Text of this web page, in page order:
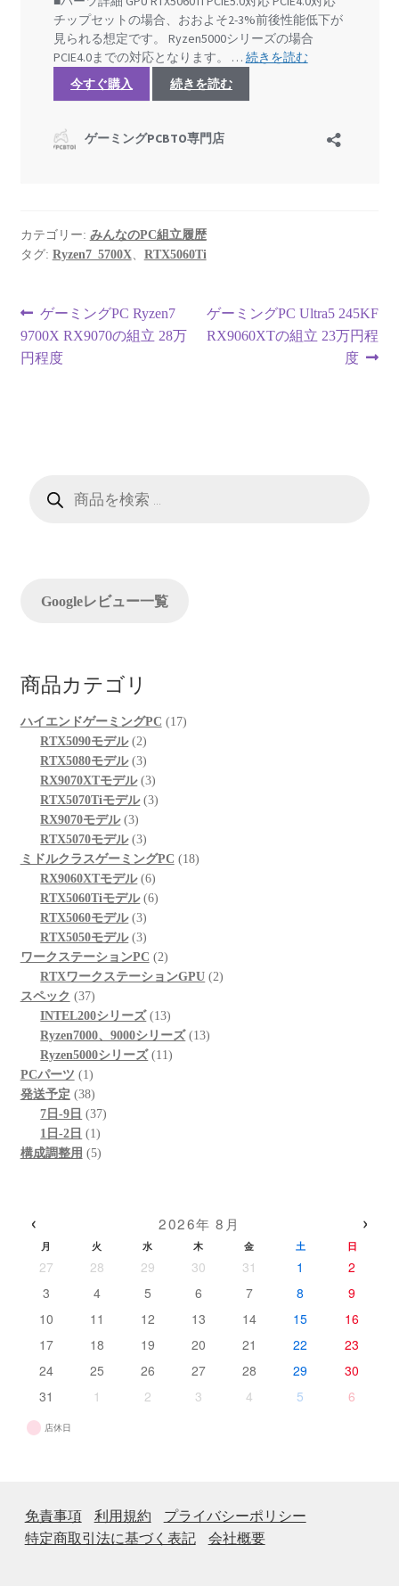
カテゴリー: みんなのPC組立履歴
タグ: Ryzen7_5700X、 RTX5060Ti
投
稿
ー
ン
前
の
投
ゲーミングPC Ryzen7
9700X RX9070の組立 28万
円程度
次
の
ゲーミングPC Ultra5 245KF
RX9060XTの組立 23万円程
度
Googleレビュー一覧
商品カテゴリ
ハイエンドゲーミングPC 1717
RTX5090モデル 22
個
の
商
RTX5080モデル 33
個
の
品
RX9070XTモデル 33
個
品
RTX5070Tiモデル 33
商
品
RX9070モデル 33
個
の
商
品
RTX5070モデル 33
個
の
商
品
ミドルクラスゲーミングPC 1818
RX9060XTモデル 66
個
品
RTX5060Tiモデル 66
商
品
RTX5060モデル 33
個
の
商
RTX5050モデル 33
個
の
品
ワークステーションPC 22
個
商
品
RTXワークステーションGPU 22
スペック 3737
個
の
商
品
INTEL200シリーズ 1313
個
の
Ryzen7000、9000シリーズ 1313
Ryzen5000シリーズ 1111
PCパーツ 11
個
の
商
品
発送予定 3838
個
の
商
7日-9日 3737
1日-2日 11
個
構成調整用 55
‹ 2026年 8月 ›
月 火 水 木 金 土 日
27 28 29 30 31 1
2
3
4 5 6 7 8
9
10
11 12 13 14 15
16
17
18 19 20 21 22
23
24
25 26 27 28 29
30
31
1 2 3 4 5 6
店休日
免責事項 利用規約
プライバシーポリシー
特定商取引法に基づく表記
会社概要